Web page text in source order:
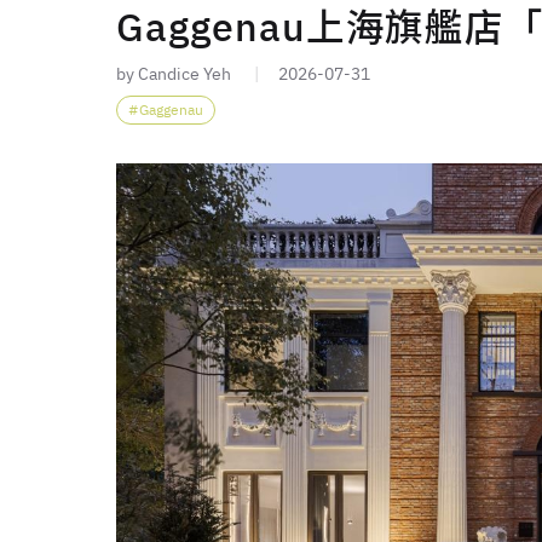
Gaggenau上海旗艦店
by Candice Yeh 2026-07-31
Gaggenau